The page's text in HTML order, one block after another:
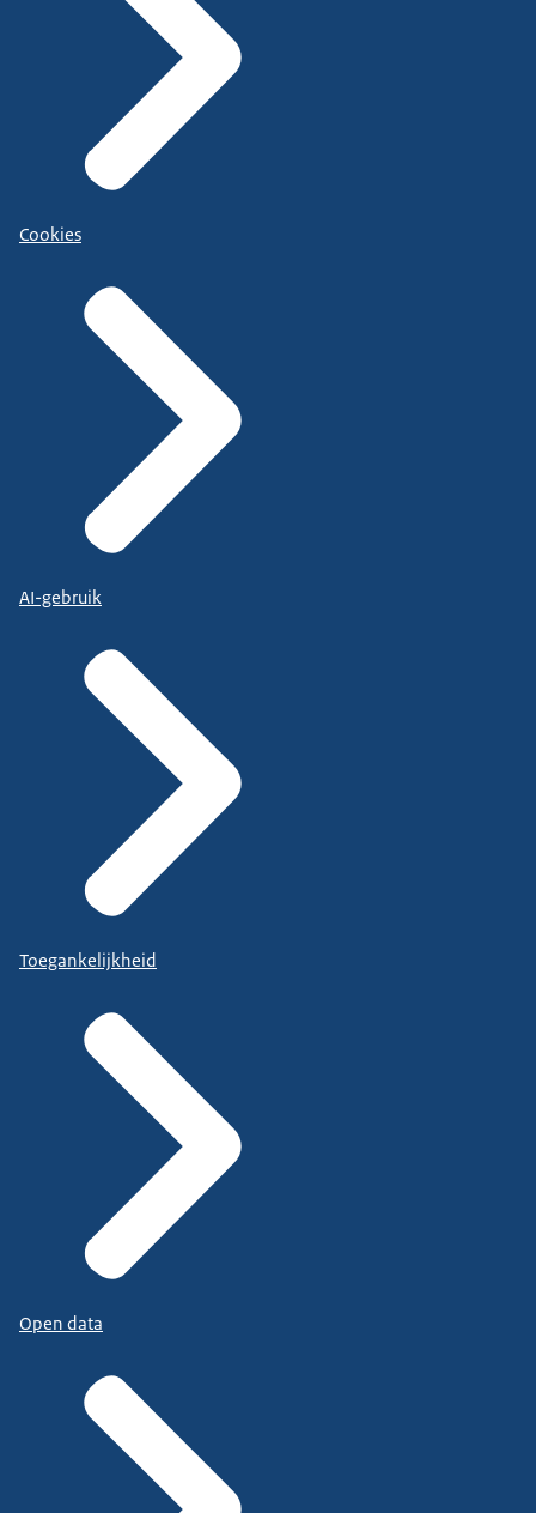
Cookies
AI-gebruik
Toegankelijkheid
Open data